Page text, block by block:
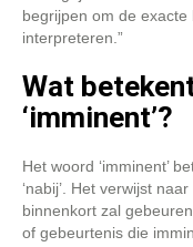
begrijpen om de
interpreteren.”
Wat
‘imminent’?
Het woord ‘imminent’
‘nabij’. Het verwijst
binnenkort zal
of gebeurtenis die